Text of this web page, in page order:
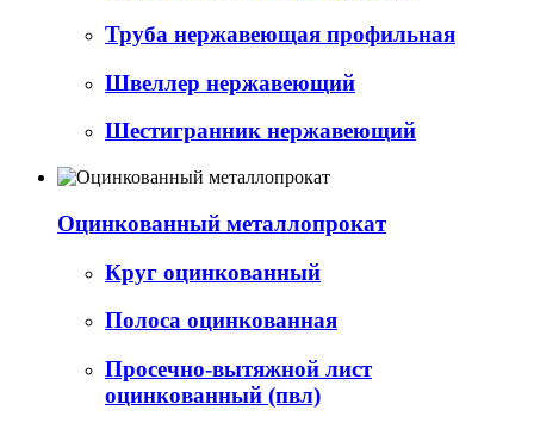
Труба нержавеющая профильная
Швеллер нержавеющий
Шестигранник нержавеющий
Оцинкованный металлопрокат
Круг оцинкованный
Полоса оцинкованная
Просечно-вытяжной лист
оцинкованный (пвл)